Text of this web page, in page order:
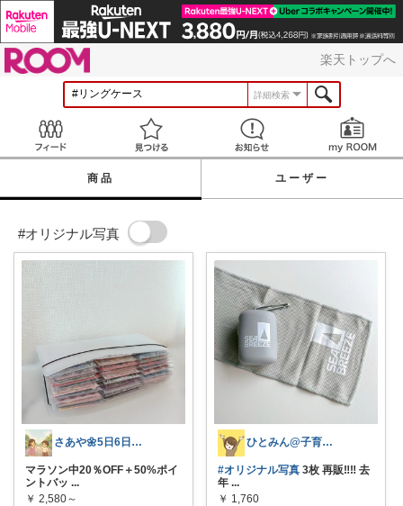
楽天トップへ
詳細検索
見つける お知らせ
商品 ユーザー
#オリジナル写真
さあや🌼5日6日有難うございます
マラソン中20％OFF＋50%ポイ
ントバッ ...
￥ 2,580～
ひとみん@子育てと可愛いもの好き⚮̈
#オリジナル写真 3枚 再販‼️‼️ 去
年 ...
￥ 1,760